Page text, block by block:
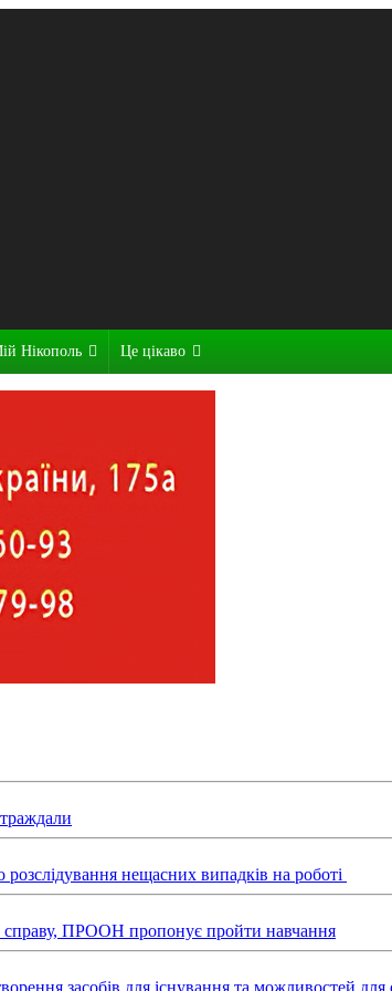
Нікополь Це цікаво
нещасних випадків на роботі
справу, ПРООН пропонує пройти навчання
засобів для існування та можливостей